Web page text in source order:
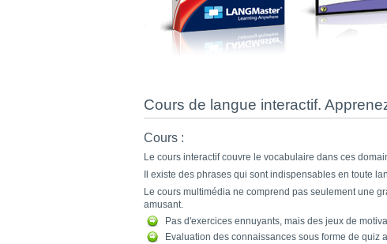
Cours de langue interactif.
Cours :
Le cours interactif couvre le vocabulaire dans ces
Il existe des phrases qui sont indispensables en toute
Le cours multimédia ne comprend pas seulement une
amusant.
Pas d'exercices ennuyants, mais des jeux de
Evaluation des connaissances sous forme de quiz